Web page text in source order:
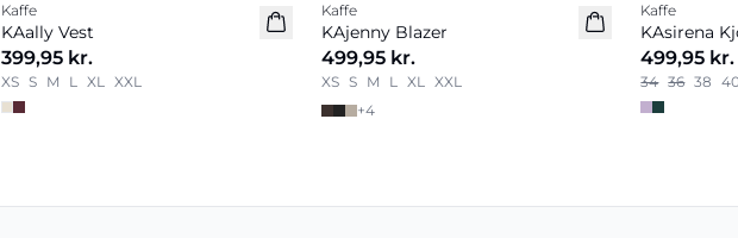
Nyhed
Kaffe
KAally Vest
399,95 kr.
XS S M L XL XXL
Nyhed
Kaffe
KAjenny Blazer
499,95 kr.
XS S M L XL XXL
+4
Nyhed
Kaffe
KAsirena
499,95 kr.
34 36 38